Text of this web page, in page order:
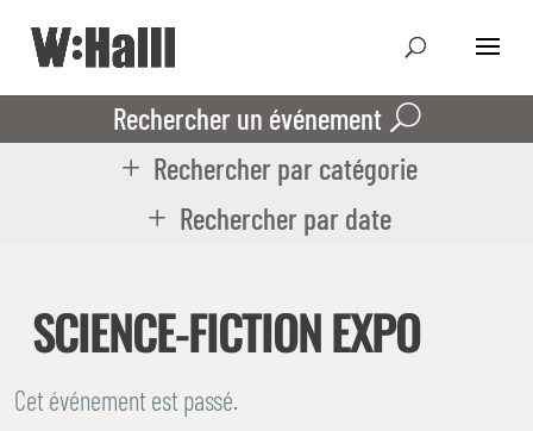
Rechercher un événement
Rechercher par catégorie
Rechercher par date
SCIENCE-FICTION EXPO
Cet événement est passé.